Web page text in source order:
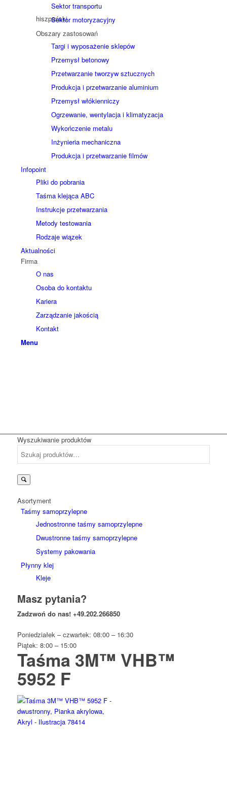
Sektor transportu
Sektor motoryzacyjny
Obszary zastosowań
Targi i wyposażenie sklepów
Przemysł betonowy
Przetwarzanie tworzyw sztucznych
Produkcja i przetwarzanie aluminium
Przemysł włókienniczy
Ogrzewanie, wentylacja i klimatyzacja
Wykończenie metalu
Inżynieria mechaniczna
Produkcja i przetwarzanie filmów
Infopoint
Pliki do pobrania
Taśma klejąca ABC
Instrukcje przetwarzania
Metody testowania
Rodzaje wiązek
Aktualności
Firma
O nas
Osoba do kontaktu
Kariera
Zarządzanie jakością
Kontakt
Menu
Wyszukiwanie produktów
Asortyment
Taśmy samoprzylepne
Jednostronne taśmy samoprzylepne
Dwustronne taśmy samoprzylepne
Systemy pakowania
Płynny klej
Kleje
Masz pytania?
Zadzwoń do nas! +49.202.266850
Poniedziałek – czwartek: 08:00 – 16:30
Piątek: 8:00 – 15:00
Taśma 3M™ VHB™
5952 F